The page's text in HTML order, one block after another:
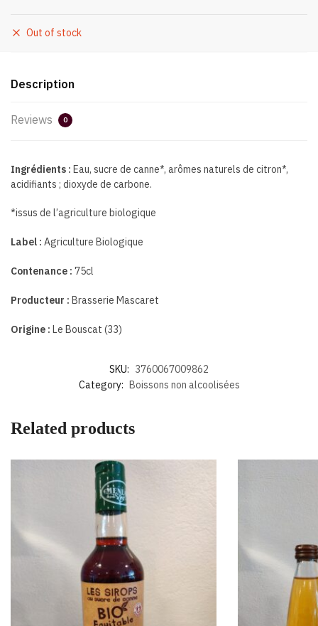
Out of stock
Description
Reviews 0
Ingrédients : Eau, sucre de canne*, arômes naturels de citron*,
acidifiants ; dioxyde de carbone.
*issus de l’agriculture biologique
Label : Agriculture Biologique
Contenance : 75cl
Producteur : Brasserie Mascaret
Origine : Le Bouscat (33)
SKU: 3760067009862
Category:
Boissons non alcoolisées
Related products